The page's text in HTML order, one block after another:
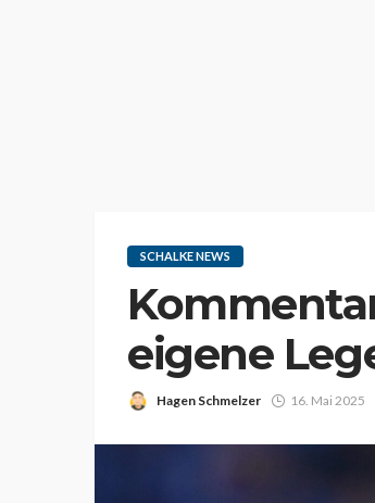
SCHALKE NEWS
eigene
Hagen Schmelzer 16. Mai 2025